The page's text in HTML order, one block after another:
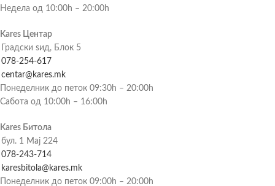
Недела од 10:00h – 20:00h
Kares Центар
Градски ѕид, Блок 5
078-254-617
centar@kares.mk
Понеделник до петок 09:30h – 20:00h
Сабота од 10:00h – 16:00h
Kares Битола
бул. 1 Мај 224
078-243-714
karesbitola@kares.mk
Понеделник до петок 09:00h – 20:00h